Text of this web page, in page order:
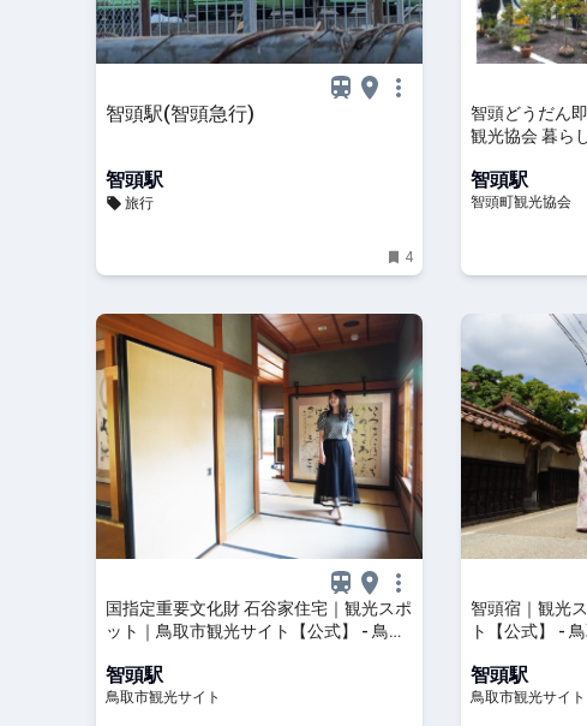
智頭駅(智頭急行)
智頭駅
旅行
4
智頭どうだん
観光協会 暮ら
智頭駅
智頭町観光協会
国指定重要文化財 石谷家住宅｜観光スポ
ット｜鳥取市観光サイト【公式】 - 鳥取
智頭駅
鳥取市観光サイト
智頭宿｜観光
ト【公式】 -
智頭駅
鳥取市観光サイト